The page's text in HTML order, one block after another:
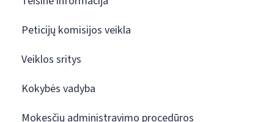
Peticijų komisijos veikla
Veiklos sritys
Kokybės vadyba
Mokesčių administravimo procedūros